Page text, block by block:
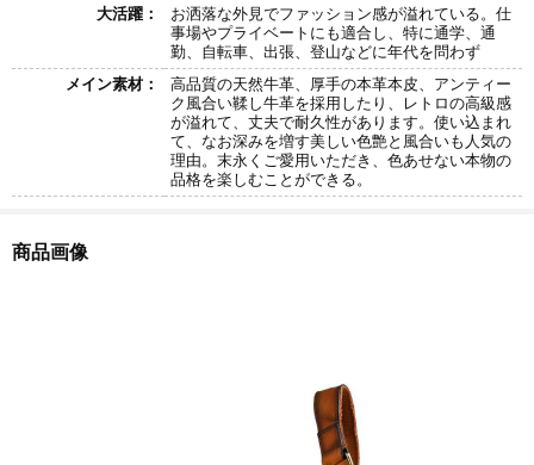
大活躍：
お洒落な外見でファッション感が溢れている。仕
事場やプライベートにも適合し、特に通学、通
勤、自転車、出張、登山などに年代を問わず
メイン素材：
高品質の天然牛革、厚手の本革本皮、アンティー
ク風合い鞣し牛革を採用したり、レトロの高級感
が溢れて、丈夫で耐久性があります。使い込まれ
て、なお深みを増す美しい色艶と風合いも人気の
理由。末永くご愛用いただき、色あせない本物の
品格を楽しむことができる。
商品画像